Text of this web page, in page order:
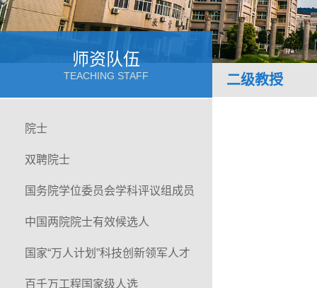
师资队伍
TEACHING STAFF 二级教授
院士
双聘院士
国务院学位委员会学科评议组成员
中国两院院士有效候选人
国家“万人计划”科技创新领军人才
百千万工程国家级人选